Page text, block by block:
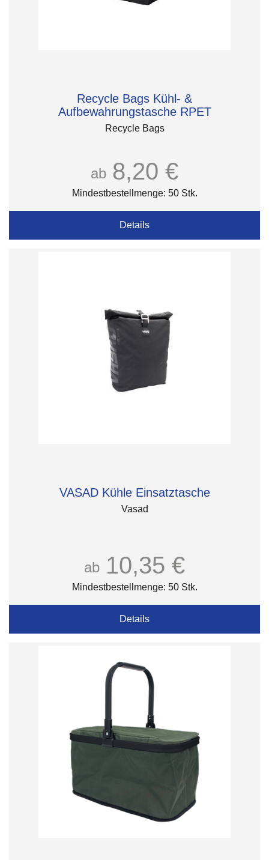
Recycle Bags Kühl- &
Aufbewahrungstasche RPET
Recycle Bags
ab 8,20 €
Mindestbestellmenge: 50 Stk.
Details
VASAD Kühle Einsatztasche
Vasad
ab 10,35 €
Mindestbestellmenge: 50 Stk.
Details